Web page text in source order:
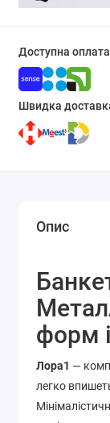
Доступна
Швидка
Опис
форм
Лора1 —
легко